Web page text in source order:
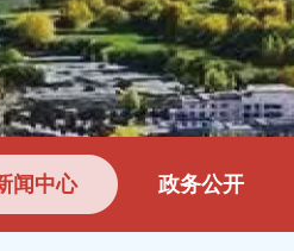
闻中心 政务公开